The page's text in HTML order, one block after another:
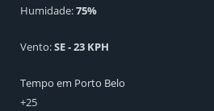
Humidade:75%
Vento:SE - 23 KPH
Tempo em Porto Belo
+25